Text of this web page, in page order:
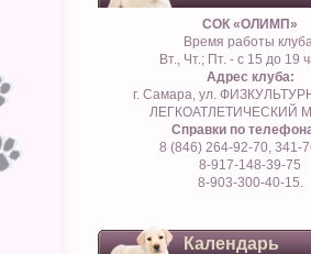
СОК «ОЛИМП»
Время работы
Вт., Чт.; Пт. - с 15 до 19
Адрес клуба:
г. Самара, ул.
ЛЕГКОАТЛЕТИЧЕСКИЙ
Справки по
8 (846) 264-92-70, 341-
8-917-148-39-75
8-903-300-40-15.
Календарь